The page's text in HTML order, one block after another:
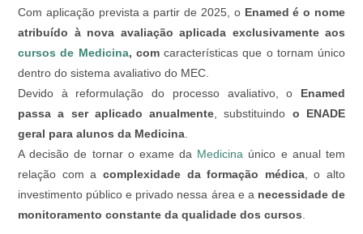
Com aplicação prevista a partir de 2025, o Enamed é o nome
atribuído à nova avaliação aplicada exclusivamente aos
cursos de Medicina, com características que o tornam único
dentro do sistema avaliativo do MEC.
Devido à reformulação do processo avaliativo, o Enamed
passa a ser aplicado anualmente, substituindo o ENADE
geral para alunos da Medicina.
A decisão de tornar o exame da Medicina único e anual tem
relação com a complexidade da formação médica, o alto
investimento público e privado nessa área e a necessidade de
monitoramento constante da qualidade dos cursos.